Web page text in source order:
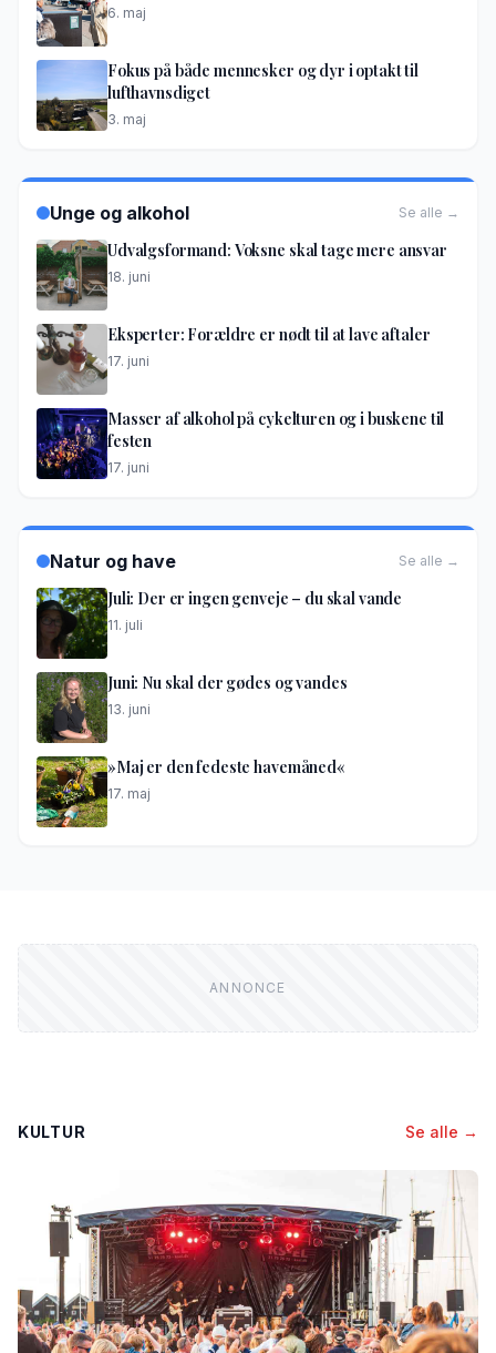
6. maj
Fokus på både mennesker og dyr i optakt til
lufthavnsdiget
3. maj
Unge og alkohol Se alle →
Udvalgsformand: Voksne skal tage mere ansvar
18. juni
Eksperter: Forældre er nødt til at lave aftaler
17. juni
Masser af alkohol på cykelturen og i buskene til
festen
17. juni
Natur og have Se alle →
Juli: Der er ingen genveje – du skal vande
11. juli
Juni: Nu skal der gødes og vandes
13. juni
»Maj er den fedeste havemåned«
17. maj
KULTUR Se alle →